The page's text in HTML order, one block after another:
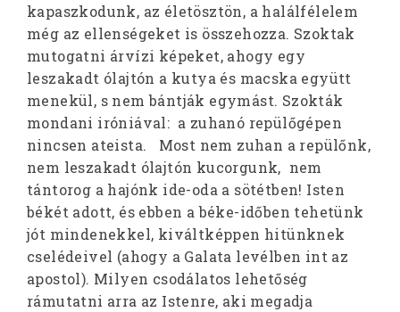
kapaszkodunk, az életösztön, a halálfélelem
még az ellenségeket is összehozza. Szoktak
mutogatni árvízi képeket, ahogy egy
leszakadt ólajtón a kutya és macska együtt
menekül, s nem bántják egymást. Szokták
mondani iróniával: a zuhanó repülőgépen
nincsen ateista. Most nem zuhan a repülőnk,
nem leszakadt ólajtón kucorgunk, nem
tántorog a hajónk ide-oda a sötétben! Isten
békét adott, és ebben a béke-időben tehetünk
jót mindenekkel, kiváltképpen hitünknek
cselédeivel (ahogy a Galata levélben int az
apostol). Milyen csodálatos lehetőség
rámutatni arra az Istenre, aki megadja